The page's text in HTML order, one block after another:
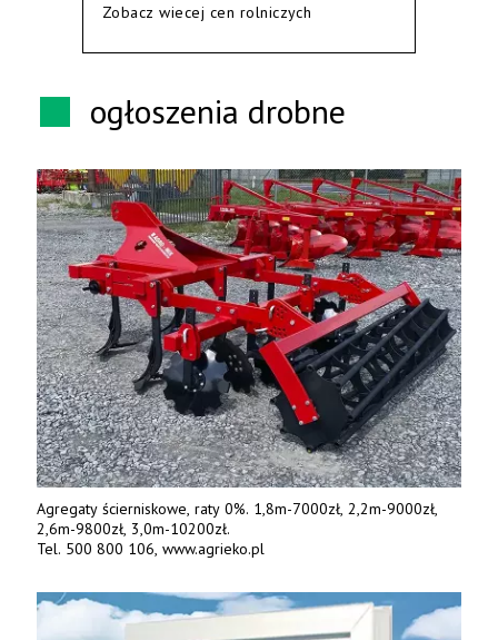
Zobacz wiecej cen rolniczych
ogłoszenia drobne
Agregaty ścierniskowe, raty 0%. 1,8m-7000zł, 2,2m-9000zł,
2,6m-9800zł, 3,0m-10200zł.
Tel. 500 800 106, www.agrieko.pl